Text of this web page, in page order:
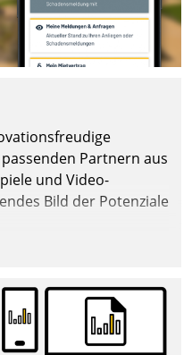
Partnern aus
und Video-
Bild der Potenziale